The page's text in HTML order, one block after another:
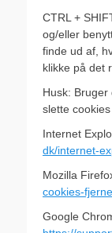
CTRL +
og/eller
finde ud af,
klikke på det
Husk:
slette cookies
Internet
dk/internet-
Mozilla
cookies-
Google